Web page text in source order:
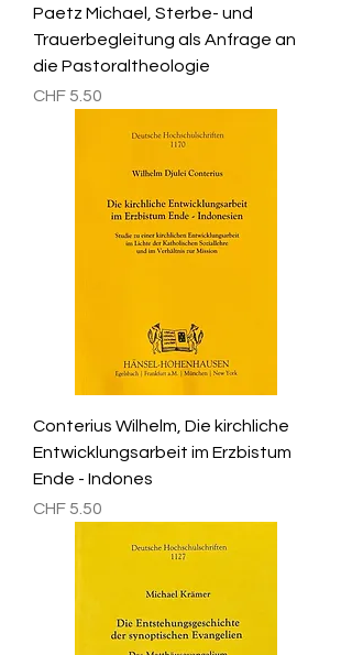
Paetz Michael, Sterbe- und
Trauerbegleitung als Anfrage an
die Pastoraltheologie
Preis
CHF 5.50
Conterius Wilhelm, Die kirchliche
Entwicklungsarbeit im Erzbistum
Ende - Indones
Preis
CHF 5.50